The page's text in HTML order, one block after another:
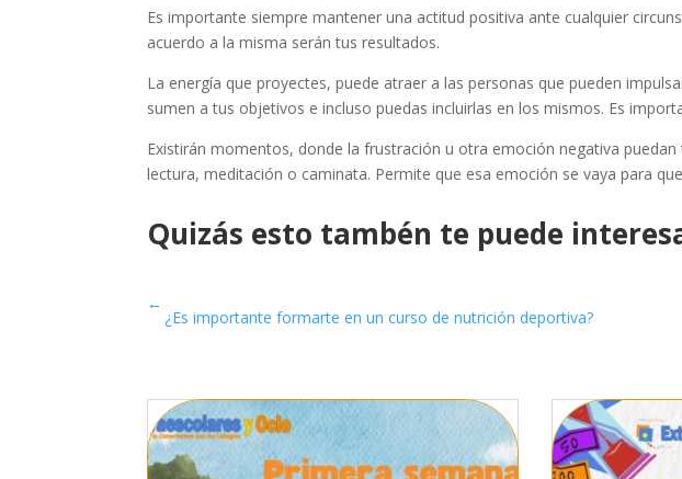
Es importante siempre mantener una actitud positiva ante cualquier
acuerdo a la misma serán tus resultados.
La energía que proyectes, puede atraer a las personas que pueden
sumen a tus objetivos e incluso puedas incluirlas en los mismos. Es
Existirán momentos, donde la frustración u otra emoción negativa
lectura, meditación o caminata. Permite que esa emoción se vaya para
Quizás esto tambén te puede
←
¿Es importante formarte en un curso de nutrición deportiva?